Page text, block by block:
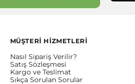
MÜŞTERİ HİZMETLERİ
Nasıl Sipariş Verilir?
Satış Sözleşmesi
Kargo ve Teslimat
Sıkça Sorulan Sorular